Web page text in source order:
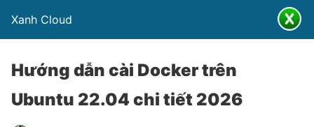
Xanh Cloud
Hướng dẫn cài Docker trên
Ubuntu 22.04 chi tiết 2026